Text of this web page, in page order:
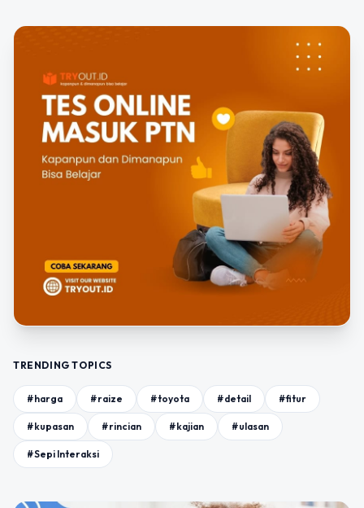
TRENDING TOPICS
#harga #raize #toyota #detail #fitur
#kupasan #rincian #kajian #ulasan
#Sepi Interaksi